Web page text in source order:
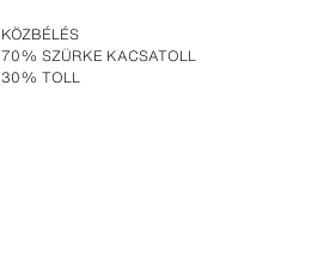
KÖZBÉLÉS
70% SZÜRKE KACSATOLL
30% TOLL